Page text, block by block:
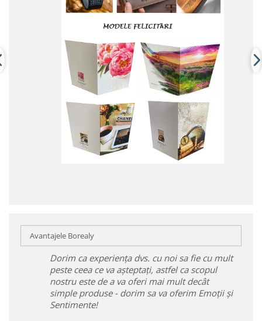
Avantajele Borealy
Dorim ca experiența dvs. cu noi sa fie cu mult
peste ceea ce va așteptați, astfel ca scopul
nostru este de a va oferi mai mult decât
simple produse - dorim sa va oferim Emoții și
Sentimente!